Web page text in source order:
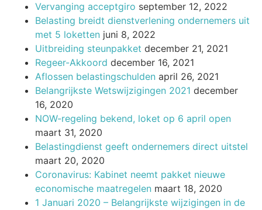
Vervanging acceptgiro september 12, 2022
Belasting breidt dienstverlening ondernemers uit
met 5 loketten juni 8, 2022
Uitbreiding steunpakket december 21, 2021
Regeer-Akkoord december 16, 2021
Aflossen belastingschulden april 26, 2021
Belangrijkste Wetswijzigingen 2021 december
16, 2020
NOW-regeling bekend, loket op 6 april open
maart 31, 2020
Belastingdienst geeft ondernemers direct uitstel
maart 20, 2020
Coronavirus: Kabinet neemt pakket nieuwe
economische maatregelen maart 18, 2020
1 Januari 2020 – Belangrijkste wijzigingen in de